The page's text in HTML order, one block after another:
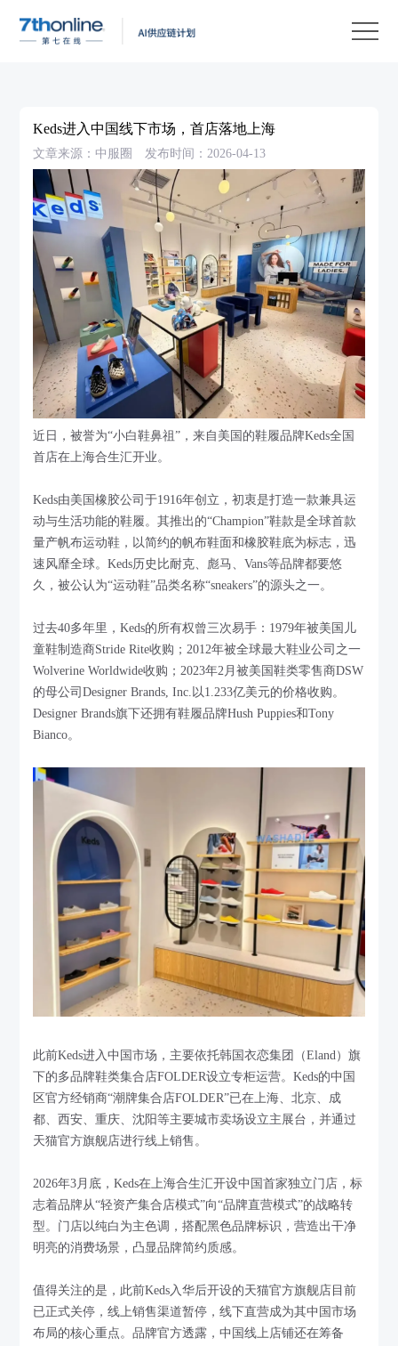
Keds进入中国线下市场，首店落地上海
文章来源：中服圈 发布时间：2026-04-13
近日，被誉为“小白鞋鼻祖”，来自美国的鞋履品牌Keds全国
首店在上海合生汇开业。
Keds由美国橡胶公司于1916年创立，初衷是打造一款兼具运
动与生活功能的鞋履。其推出的“Champion”鞋款是全球首款
量产帆布运动鞋，以简约的帆布鞋面和橡胶鞋底为标志，迅
速风靡全球。Keds历史比耐克、彪马、Vans等品牌都要悠
久，被公认为“运动鞋”品类名称“sneakers”的源头之一。
过去40多年里，Keds的所有权曾三次易手：1979年被美国儿
童鞋制造商Stride Rite收购；2012年被全球最大鞋业公司之一
Wolverine Worldwide收购；2023年2月被美国鞋类零售商DSW
的母公司Designer Brands, Inc.以1.233亿美元的价格收购。
Designer Brands旗下还拥有鞋履品牌Hush Puppies和Tony
Bianco。
此前Keds进入中国市场，主要依托韩国衣恋集团（Eland）旗
下的多品牌鞋类集合店FOLDER设立专柜运营。Keds的中国
区官方经销商“潮牌集合店FOLDER”已在上海、北京、成
都、西安、重庆、沈阳等主要城市卖场设立主展台，并通过
天猫官方旗舰店进行线上销售。
2026年3月底，Keds在上海合生汇开设中国首家独立门店，标
志着品牌从“轻资产集合店模式”向“品牌直营模式”的战略转
型。门店以纯白为主色调，搭配黑色品牌标识，营造出干净
明亮的消费场景，凸显品牌简约质感。
值得关注的是，此前Keds入华后开设的天猫官方旗舰店目前
已正式关停，线上销售渠道暂停，线下直营成为其中国市场
布局的核心重点。品牌官方透露，中国线上店铺还在筹备